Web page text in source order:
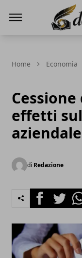
Home Economia
effetti
aziendale
di Redazione
FacebookTwitter